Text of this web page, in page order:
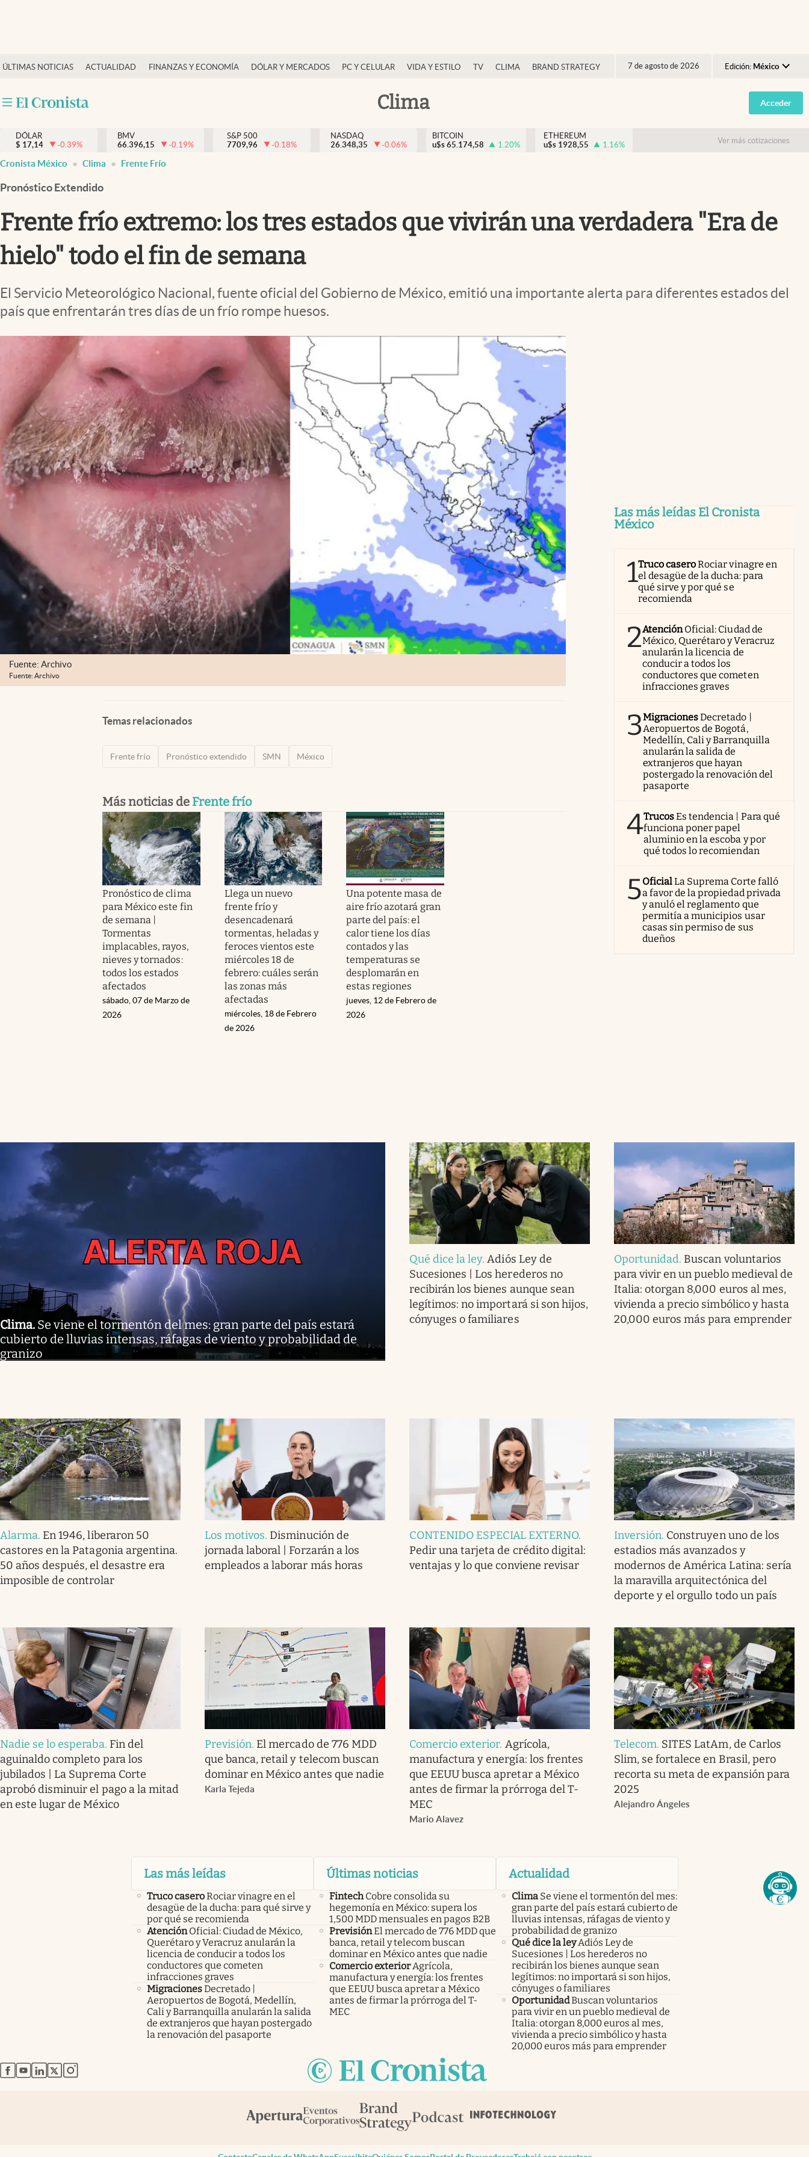
ÚLTIMAS NOTICIAS ACTUALIDAD FINANZAS Y ECONOMÍA DÓLAR Y MERCADOS PC Y CELULAR VIDA Y ESTILO TV CLIMA BRAND STRATEGY 7 de agosto de 2026 Edición: México
Argentina
España
USA
Clima
Actualidad
Internacionales
Opinión
Brand Strategy
Vida y estilo
Tv
Espiritualidad
abre en nueva pestaña
Acceder
DÓLAR
$ 17,14 -0.39%
BMV
66.396,15
-0.19%
S&P 500
7709,96
-0.18%
NASDAQ
26.348,35
-0.06%
BITCOIN
u$s 65.174,58 1.20%
ETHEREUM
u$s 1928,55 1.16% Ver más cotizaciones
Cronista México Clima Frente Frío
Pronóstico Extendido
Frente frío extremo: los tres estados que vivirán una verdadera "Era de
hielo" todo el fin de semana
El Servicio Meteorológico Nacional, fuente oficial del Gobierno de México, emitió una importante alerta para diferentes estados del
país que enfrentarán tres días de un frío rompe huesos.
Fuente: Archivo
Fuente: Archivo
Temas relacionados
Frente frío Pronóstico extendido SMN México
Más noticias de Frente frío
Pronóstico de clima
para México este fin
de semana |
Tormentas
implacables, rayos,
nieves y tornados:
todos los estados
afectados
sábado, 07 de Marzo de
2026
Llega un nuevo
frente frío y
desencadenará
tormentas, heladas y
feroces vientos este
miércoles 18 de
febrero: cuáles serán
las zonas más
afectadas
miércoles, 18 de Febrero
de 2026
Una potente masa de
aire frío azotará gran
parte del país: el
calor tiene los días
contados y las
temperaturas se
desplomarán en
estas regiones
jueves, 12 de Febrero de
2026
Las más leídas El Cronista
México
1Truco caseroRociar vinagre en
el desagüe de la ducha: para
qué sirve y por qué se
recomienda
2AtenciónOficial: Ciudad de
México, Querétaro y Veracruz
anularán la licencia de
conducir a todos los
conductores que cometen
infracciones graves
3MigracionesDecretado |
Aeropuertos de Bogotá,
Medellín, Cali y Barranquilla
anularán la salida de
extranjeros que hayan
postergado la renovación del
pasaporte
4TrucosEs tendencia | Para qué
funciona poner papel
aluminio en la escoba y por
qué todos lo recomiendan
5OficialLa Suprema Corte falló
a favor de la propiedad privada
y anuló el reglamento que
permitía a municipios usar
casas sin permiso de sus
dueños
Clima. Se viene el tormentón del mes: gran parte del país estará
cubierto de lluvias intensas, ráfagas de viento y probabilidad de
granizo
Qué dice la ley.Adiós Ley de
Sucesiones | Los herederos no
recibirán los bienes aunque sean
legítimos: no importará si son hijos,
cónyuges o familiares
Oportunidad. Buscan voluntarios
para vivir en un pueblo medieval de
Italia: otorgan 8,000 euros al mes,
vivienda a precio simbólico y hasta
20,000 euros más para emprender
Alarma. En 1946, liberaron 50
castores en la Patagonia argentina.
50 años después, el desastre era
imposible de controlar
Los motivos. Disminución de
jornada laboral | Forzarán a los
empleados a laborar más horas
CONTENIDO ESPECIAL EXTERNO.
Pedir una tarjeta de crédito digital:
ventajas y lo que conviene revisar
Inversión. Construyen uno de los
estadios más avanzados y
modernos de América Latina: sería
la maravilla arquitectónica del
deporte y el orgullo todo un país
Nadie se lo esperaba. Fin del
aguinaldo completo para los
jubilados | La Suprema Corte
aprobó disminuir el pago a la mitad
en este lugar de México
Previsión. El mercado de 776 MDD
que banca, retail y telecom buscan
dominar en México antes que nadie
Karla Tejeda
Comercio exterior. Agrícola,
manufactura y energía: los frentes
que EEUU busca apretar a México
antes de firmar la prórroga del T-
MEC
Mario Alavez
Telecom. SITES LatAm, de Carlos
Slim, se fortalece en Brasil, pero
recorta su meta de expansión para
2025
Alejandro Ángeles
Las más leídas
Truco caseroRociar vinagre en el
desagüe de la ducha: para qué sirve y
por qué se recomienda
Atención Oficial: Ciudad de México,
Querétaro y Veracruz anularán la
licencia de conducir a todos los
conductores que cometen
infracciones graves
MigracionesDecretado |
Aeropuertos de Bogotá, Medellín,
Cali y Barranquilla anularán la salida
de extranjeros que hayan postergado
la renovación del pasaporte
Últimas noticias
Fintech Cobre consolida su
hegemonía en México: supera los
1,500 MDD mensuales en pagos B2B
PrevisiónEl mercado de 776 MDD que
banca, retail y telecom buscan
dominar en México antes que nadie
Comercio exterior Agrícola,
manufactura y energía: los frentes
que EEUU busca apretar a México
antes de firmar la prórroga del T-
MEC
Actualidad
Clima Se viene el tormentón del mes:
gran parte del país estará cubierto de
lluvias intensas, ráfagas de viento y
probabilidad de granizo
Qué dice la ley Adiós Ley de
Sucesiones | Los herederos no
recibirán los bienes aunque sean
legítimos: no importará si son hijos,
cónyuges o familiares
OportunidadBuscan voluntarios
para vivir en un pueblo medieval de
Italia: otorgan 8,000 euros al mes,
vivienda a precio simbólico y hasta
20,000 euros más para emprender
abre en nueva pestaña
abre en nueva pestaña
abre en nueva pestaña
abre en nueva pestaña
abre en nueva pestaña